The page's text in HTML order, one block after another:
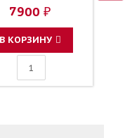
7900 ₽
В КОРЗИНУ